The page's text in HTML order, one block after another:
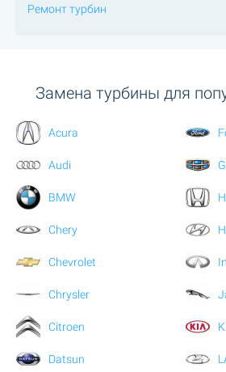
Ремонт турбин
Замена турбины для
Acura
Audi
BMW
Chery
Chevrolet
Chrysler
Citroen
Datsun